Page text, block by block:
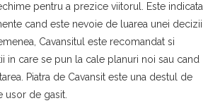
pentru a prezice viitorul. Este indicata
cand este nevoie de luarea unei decizii
Cavansitul este recomandat si
in care se pun la cale planuri noi sau cand
Piatra de Cavansit este una destul de
usor de gasit.